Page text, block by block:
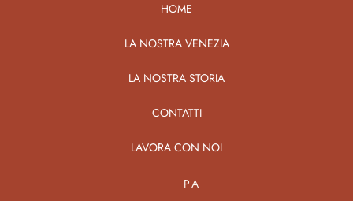
HOME
LA NOSTRA VENEZIA
LA NOSTRA STORIA
CONTATTI
LAVORA CON NOI
PA